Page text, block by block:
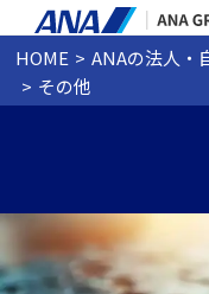
HOME
ANAの法人・
その他